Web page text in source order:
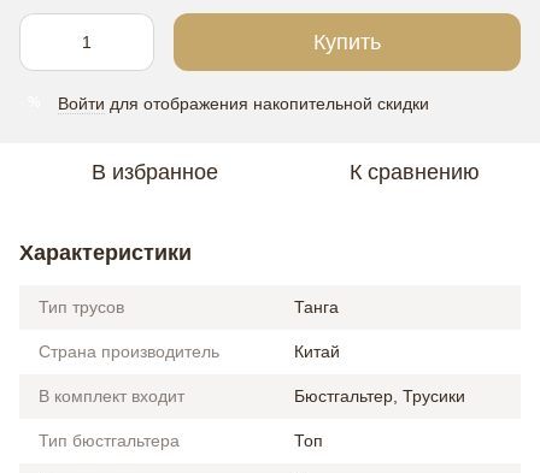
Купить
Войти для отображения накопительной скидки
В избранное К сравнению
Характеристики
Тип трусов Танга
Страна производитель Китай
В комплект входит Бюстгальтер, Трусики
Тип бюстгальтера Топ